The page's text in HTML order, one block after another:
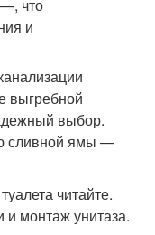
выгребной
выбор.
сливной ямы —
читайте.
и монтаж унитаза.